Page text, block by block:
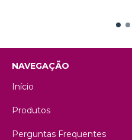
NAVEGAÇÃO
Início
Produtos
Perguntas Frequentes